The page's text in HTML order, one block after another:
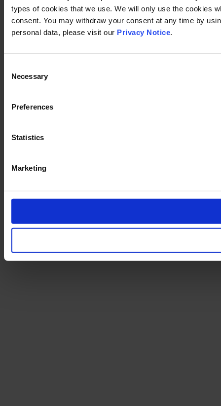
types of cookies that we use. We will only use the cookies
consent. You may withdraw your consent at any time by
personal data, please visit our Privacy Notice.
Selection
Necessary
Preferences
Statistics
Marketing